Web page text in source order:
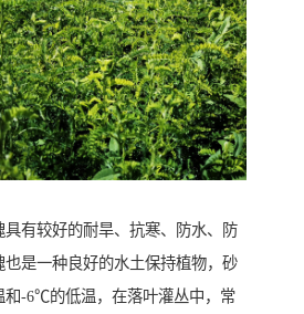
有较好的耐旱、抗寒、防水、防
是一种良好的水土保持植物，砂
-6℃的低温，在落叶灌丛中，常